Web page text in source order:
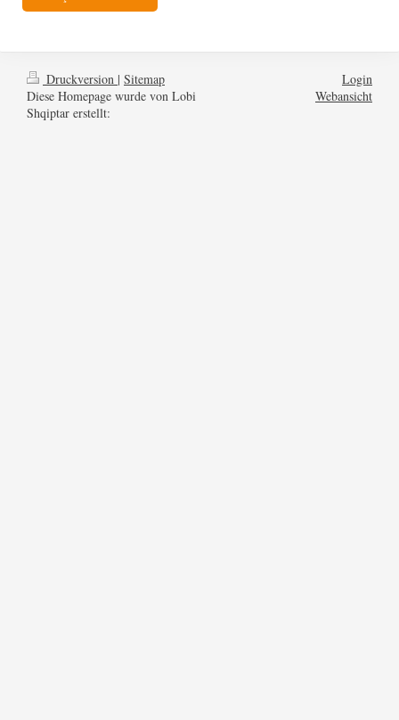
Druckversion | Sitemap
Diese Homepage wurde von Lobi
Shqiptar erstellt:
Login
Webansicht